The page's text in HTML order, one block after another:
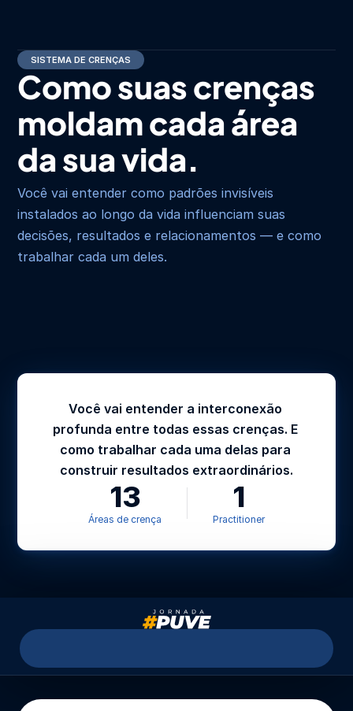
SISTEMA DE CRENÇAS
Como suas crenças
moldam cada área
da sua vida.
Você vai entender como padrões invisíveis
instalados ao longo da vida influenciam suas
decisões, resultados e relacionamentos — e como
trabalhar cada um deles.
Você vai entender a interconexão
profunda entre todas essas crenças. E
como trabalhar cada uma delas para
construir resultados extraordinários.
13
Áreas de crença
1
Practitioner
30 Jul a 02 Ago   |